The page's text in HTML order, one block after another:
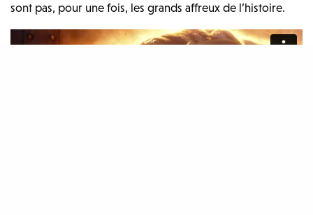
sont pas, pour une fois, les grands affreux de l’histoire.